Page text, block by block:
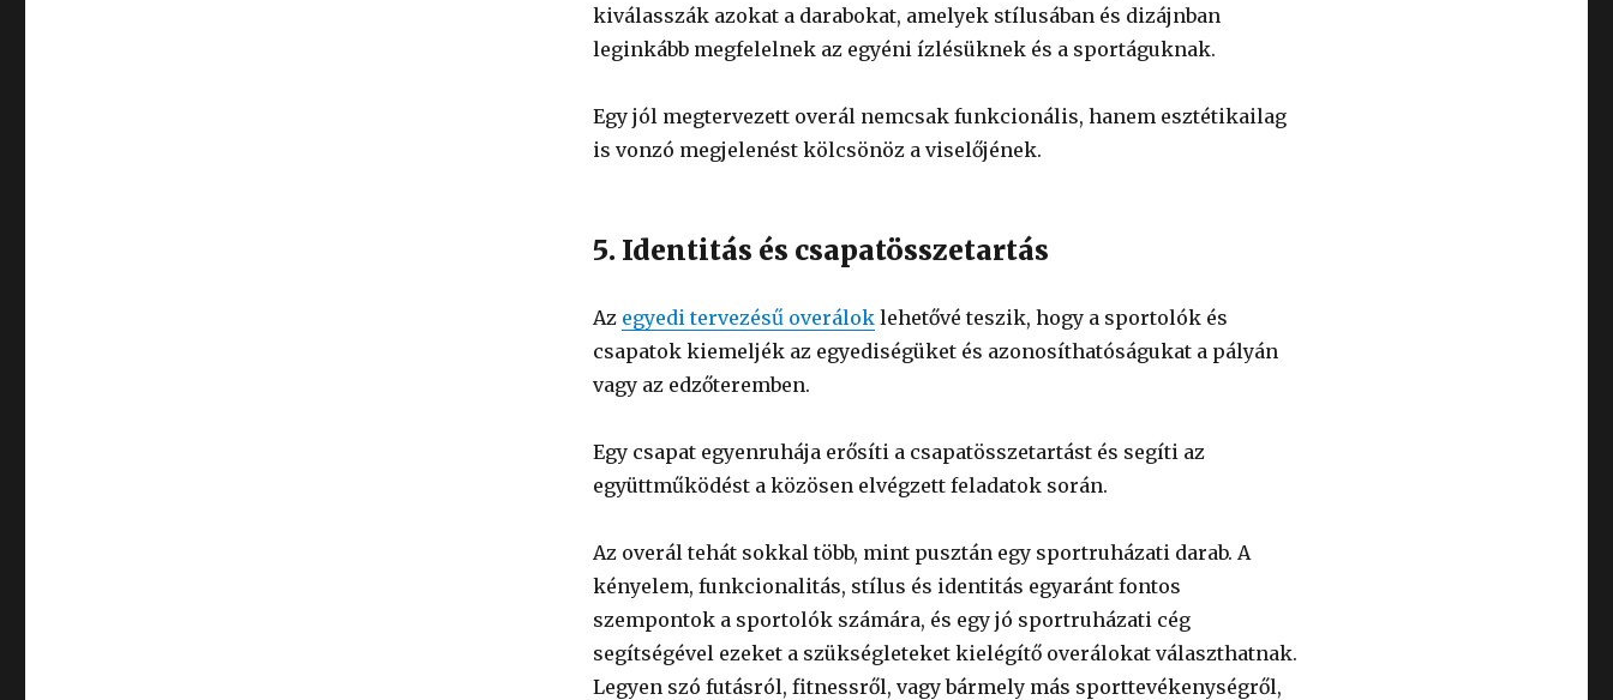
kiválasszák azokat a darabokat, amelyek stílusában és dizájnban
leginkább megfelelnek az egyéni ízlésüknek és a sportáguknak.
Egy jól megtervezett overál nemcsak funkcionális, hanem esztétikailag
is vonzó megjelenést kölcsönöz a viselőjének.
5. Identitás és csapatösszetartás
Az egyedi tervezésű overálok lehetővé teszik, hogy a sportolók és
csapatok kiemeljék az egyediségüket és azonosíthatóságukat a pályán
vagy az edzőteremben.
Egy csapat egyenruhája erősíti a csapatösszetartást és segíti az
együttműködést a közösen elvégzett feladatok során.
Az overál tehát sokkal több, mint pusztán egy sportruházati darab. A
kényelem, funkcionalitás, stílus és identitás egyaránt fontos
szempontok a sportolók számára, és egy jó sportruházati cég
segítségével ezeket a szükségleteket kielégítő overálokat választhatnak.
Legyen szó futásról, fitnessről, vagy bármely más sporttevékenységről,